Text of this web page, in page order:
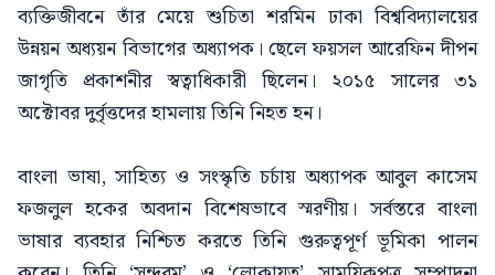
ব্যক্তিজীবনে তাঁর মেয়ে শুচিতা শরমিন ঢাকা বিশ্ববিদ্যালয়ের
উন্নয়ন অধ্যয়ন বিভাগের অধ্যাপক। ছেলে ফয়সল আরেফিন দীপন
জাগৃতি প্রকাশনীর স্বত্বাধিকারী ছিলেন। ২০১৫ সালের ৩১
অক্টোবর দুর্বৃত্তদের হামলায় তিনি নিহত হন।
বাংলা ভাষা, সাহিত্য ও সংস্কৃতি চর্চায় অধ্যাপক আবুল কাসেম
ফজলুল হকের অবদান বিশেষভাবে স্মরণীয়। সর্বস্তরে বাংলা
ভাষার ব্যবহার নিশ্চিত করতে তিনি গুরুত্বপূর্ণ ভূমিকা পালন